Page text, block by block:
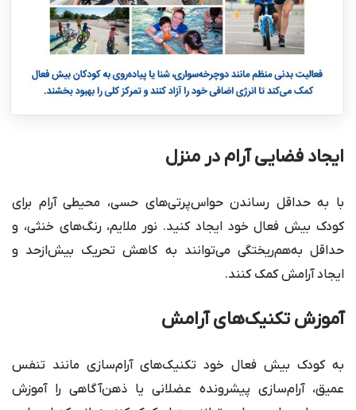
ایجاد فضایی آرام در منزل
با به حداقل رساندن حواس‌پرتی‌های حسی، محیطی آرام برای
کودک بیش فعال خود ایجاد کنید. نور ملایم، رنگ‌های خنثی، و
حداقل به‌هم‌ریختگی می‌توانند به کاهش تحریک بیش‌ازحد و
ایجاد آرامش کمک کنند.
آموزش تکنیک‌های آرامش
به کودک بیش فعال خود تکنیک‌های آرام‌سازی مانند تنفس
عمیق، آرام‌سازی پیشرونده عضلانی یا ذهن‌آگاهی را آموزش